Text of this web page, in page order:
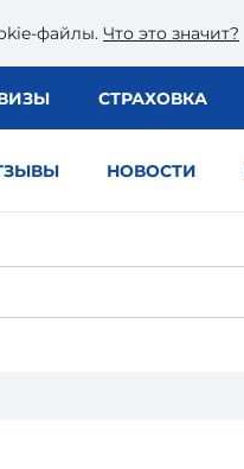
файлы. Что это значит?
СТРАХОВКА
НОВОСТИ